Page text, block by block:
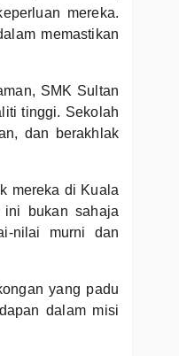
mereka.
memastikan
SMK Sultan
tinggi. Sekolah
dan berakhlak
mereka di Kuala
bukan sahaja
nilai murni dan
yang padu
dalam misi